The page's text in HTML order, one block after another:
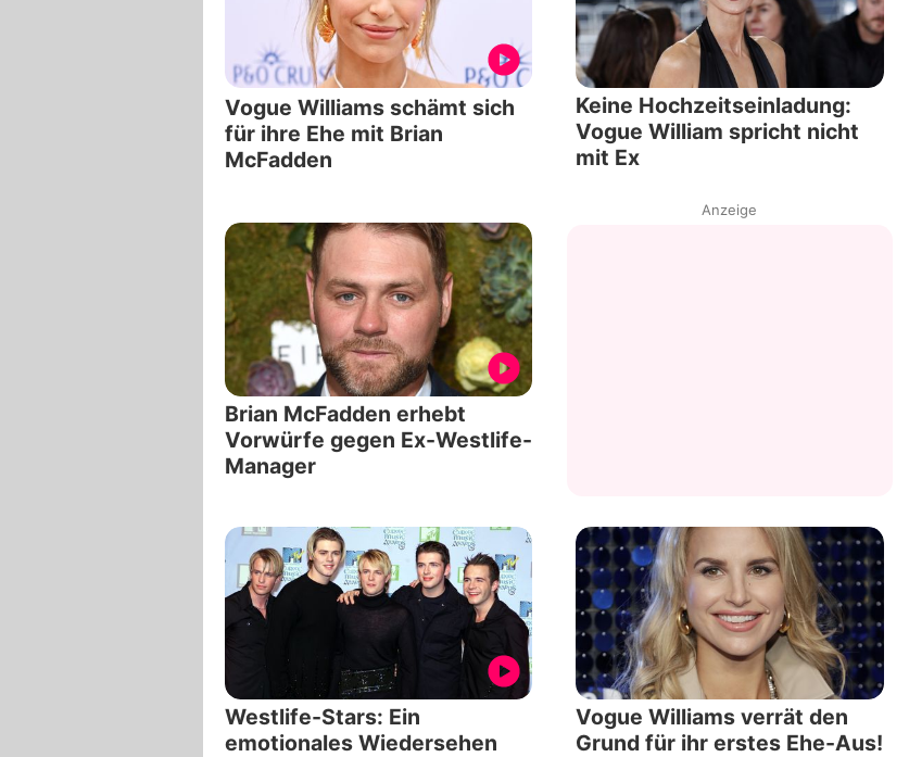
Vogue Williams schämt sich
für ihre Ehe mit Brian
McFadden
Keine Hochzeitseinladung:
Vogue William spricht nicht
mit Ex
Brian McFadden erhebt
Vorwürfe gegen Ex-Westlife-
Manager
Anzeige
Westlife-Stars: Ein
emotionales Wiedersehen
Vogue Williams verrät den
Grund für ihr erstes Ehe-Aus!